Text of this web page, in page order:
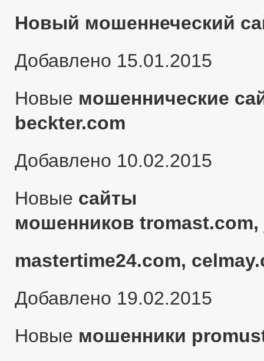
Новый мошеннеческий
Добавлено 15.01.2015
Новые мошеннические
beckter.com
Добавлено 10.02.2015
Новые сайты
мошенников
mastertime24.com,
Добавлено 19.02.2015
Новые мошенники